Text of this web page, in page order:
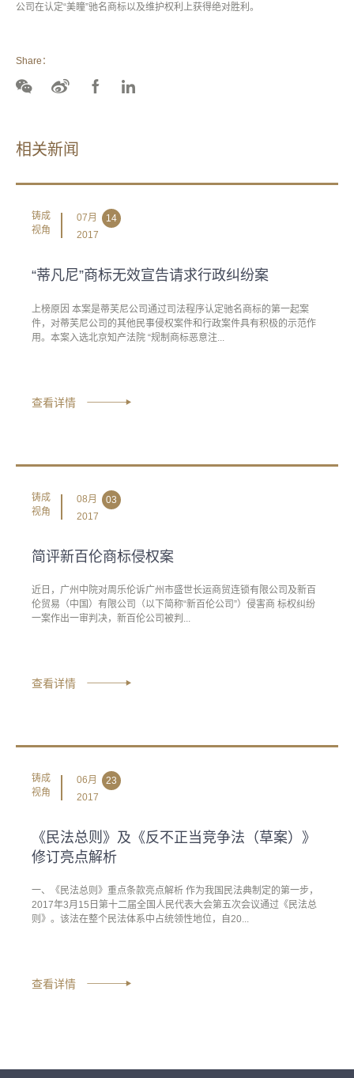
公司在认定“美瞳”驰名商标以及维护权利上获得绝对胜利。
Share：
相关新闻
铸成
视角
07月
14
2017
“蒂凡尼”商标无效宣告请求行政纠纷案
上榜原因 本案是蒂芙尼公司通过司法程序认定驰名商标的第一起案
件，对蒂芙尼公司的其他民事侵权案件和行政案件具有积极的示范作
用。本案入选北京知产法院 “规制商标恶意注...
查看详情
铸成
视角
08月
03
2017
简评新百伦商标侵权案
近日，广州中院对周乐伦诉广州市盛世长运商贸连锁有限公司及新百
伦贸易（中国）有限公司（以下简称“新百伦公司”）侵害商 标权纠纷
一案作出一审判决，新百伦公司被判...
查看详情
铸成
视角
06月
23
2017
《民法总则》及《反不正当竞争法（草案）》
修订亮点解析
一、《民法总则》重点条款亮点解析 作为我国民法典制定的第一步，
2017年3月15日第十二届全国人民代表大会第五次会议通过《民法总
则》。该法在整个民法体系中占统领性地位，自20...
查看详情